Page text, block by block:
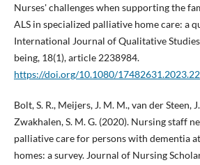
Nurses' challenges when supporting the
ALS in specialized palliative home care: a
International Journal of Qualitative
being, 18(1), article 2238984.
https://doi.org/10.1080/
Bolt, S. R., Meijers, J. M. M., van der Steen,
Zwakhalen, S. M. G. (2020). Nursing staff
palliative care for persons with dementia
homes: a survey. Journal of Nursing